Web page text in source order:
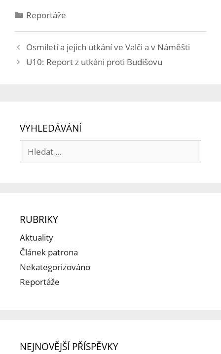
Reportáže
Osmiletí a jejich utkání ve Valči a v Náměšti
U10: Report z utkáni proti Budišovu
VYHLEDÁVÁNÍ
RUBRIKY
Aktuality
Článek patrona
Nekategorizováno
Reportáže
NEJNOVĚJŠÍ PŘÍSPĚVKY